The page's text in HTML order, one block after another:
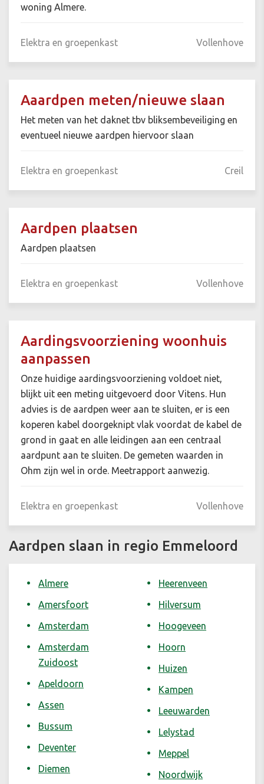
woning Almere.
Elektra en groepenkast Vollenhove
Aaardpen meten/nieuwe slaan
Het meten van het daknet tbv bliksembeveiliging en
eventueel nieuwe aardpen hiervoor slaan
Elektra en groepenkast Creil
Aardpen plaatsen
Aardpen plaatsen
Elektra en groepenkast Vollenhove
Aardingsvoorziening woonhuis
aanpassen
Onze huidige aardingsvoorziening voldoet niet,
blijkt uit een meting uitgevoerd door Vitens. Hun
advies is de aardpen weer aan te sluiten, er is een
koperen kabel doorgeknipt vlak voordat de kabel de
grond in gaat en alle leidingen aan een centraal
aardpunt aan te sluiten. De gemeten waarden in
Ohm zijn wel in orde. Meetrapport aanwezig.
Elektra en groepenkast Vollenhove
Aardpen slaan in regio Emmeloord
Almere
Amersfoort
Amsterdam
Amsterdam
Zuidoost
Apeldoorn
Assen
Bussum
Deventer
Diemen
Heerenveen
Hilversum
Hoogeveen
Hoorn
Huizen
Kampen
Leeuwarden
Lelystad
Meppel
Noordwijk